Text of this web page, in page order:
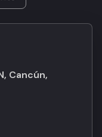
Cancún,